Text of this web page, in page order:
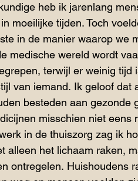
heb ik jarenlang
moeilijke tijden. Toch
in de manier waarop we
medische wereld wordt
terwijl er weinig tijd
van iemand. Ik geloof dat
besteden aan gezonde
misschien niet eens
in de thuiszorg zag ik
alleen het lichaam raken,
ontregelen. Huishoudens